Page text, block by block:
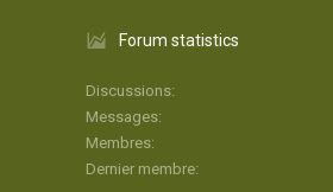
Forum statistics
Discussions
Messages
Membres
Dernier membre